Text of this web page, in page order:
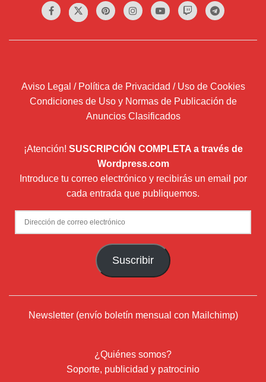
Aviso Legal / Política de Privacidad / Uso de Cookies
Condiciones de Uso y Normas de Publicación de
Anuncios Clasificados
¡Atención! SUSCRIPCIÓN COMPLETA a través de
Wordpress.com
Introduce tu correo electrónico y recibirás un email por
cada entrada que publiquemos.
Dirección
de
Suscribir
Newsletter (envío boletín mensual con Mailchimp)
¿Quiénes somos?
Soporte, publicidad y patrocinio